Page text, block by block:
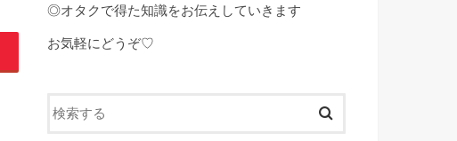
◎オタクで得た知識をお伝えしていきます
お気軽にどうぞ♡